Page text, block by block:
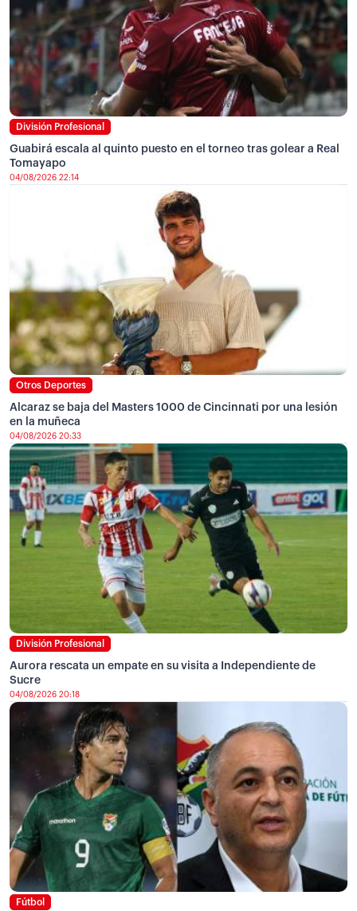
División Profesional
Guabirá escala al quinto puesto en el torneo tras golear a Real
Tomayapo
04/08/2026 22:14
Otros Deportes
Alcaraz se baja del Masters 1000 de Cincinnati por una lesión
en la muñeca
04/08/2026 20:33
División Profesional
Aurora rescata un empate en su visita a Independiente de
Sucre
04/08/2026 20:18
Fútbol